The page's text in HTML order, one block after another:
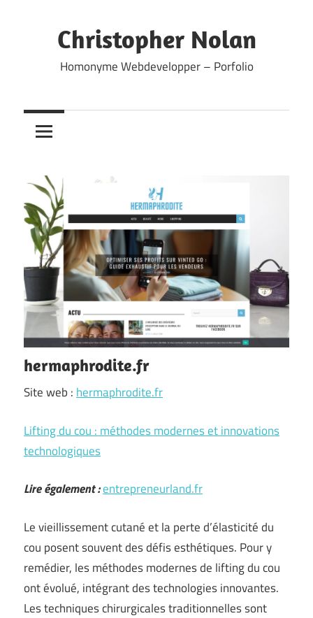
contentChristopher Nolan
Homonyme Webdevelopper – Porfolio
hermaphrodite.fr
Site web : hermaphrodite.fr
Lifting du cou : méthodes modernes et innovations
technologiques
Lire également :entrepreneurland.fr
Le vieillissement cutané et la perte d’élasticité du
cou posent souvent des défis esthétiques. Pour y
remédier, les méthodes modernes de lifting du cou
ont évolué, intégrant des technologies innovantes.
Les techniques chirurgicales traditionnelles sont